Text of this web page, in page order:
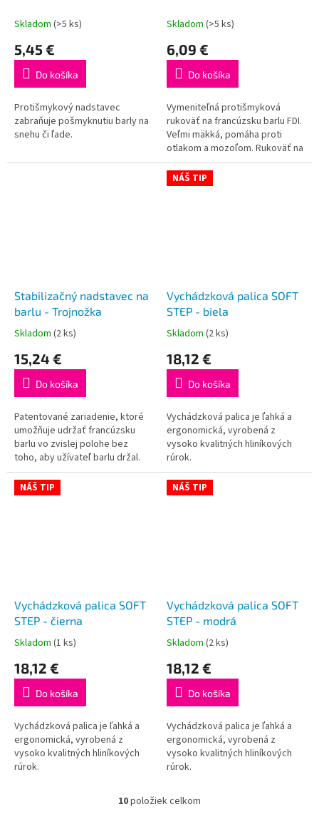
Skladom (>5 ks)
5,45 €
Do košíka
Protišmykový nadstavec
zabraňuje pošmyknutiu barly na
snehu či ľade.
Skladom (>5 ks)
6,09 €
Do košíka
Vymeniteľná protišmyková
rukoväť na francúzsku barlu FDI.
Veľmi mäkká, pomáha proti
otlakom a mozoľom. Rukoväť na
barlu má perforáciu, aby
umožnila cirkuláciu vzduchu a...
Stabilizačný nadstavec na
barlu - Trojnožka
Priemerné
produktu
5,0
5
hviezdičiek.
Skladom (2 ks)
15,24 €
Do košíka
Patentované zariadenie, ktoré
umožňuje udržať francúzsku
barlu vo zvislej polohe bez
toho, aby užívateľ barlu držal.
NÁŠ TIP
Vychádzková palica SOFT
STEP - biela
Priemerné
produktu
5,0
5
hviezdičiek.
Skladom (2 ks)
18,12 €
Do košíka
Vychádzková palica je ľahká a
ergonomická, vyrobená z
vysoko kvalitných hliníkových
rúrok.
NÁŠ TIP
Vychádzková palica SOFT
STEP - čierna
Priemerné
produktu
5,0
5
hviezdičiek.
Skladom (1 ks)
18,12 €
Do košíka
Vychádzková palica je ľahká a
ergonomická, vyrobená z
vysoko kvalitných hliníkových
rúrok.
NÁŠ TIP
Vychádzková palica SOFT
STEP - modrá
Priemerné
produktu
4,4
5
hviezdičiek.
Skladom (2 ks)
18,12 €
Do košíka
Vychádzková palica je ľahká a
ergonomická, vyrobená z
vysoko kvalitných hliníkových
rúrok.
O
10položiek celkom